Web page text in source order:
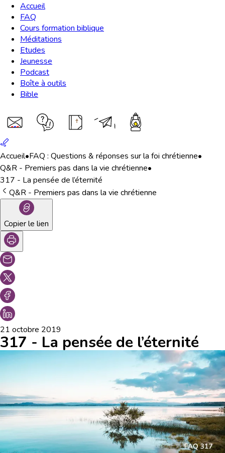
Accueil
FAQ
Cours formation biblique
Méditations
Etudes
Jeunesse
Podcast
Boîte à outils
Bible
Accueil•FAQ : Questions & réponses sur la foi chrétienne•
Q&R - Premiers pas dans la vie chrétienne•
317 - La pensée de l’éternité
Q&R - Premiers pas dans la vie chrétienne
Copier le lien
21 octobre 2019
317 - La pensée de l’éternité